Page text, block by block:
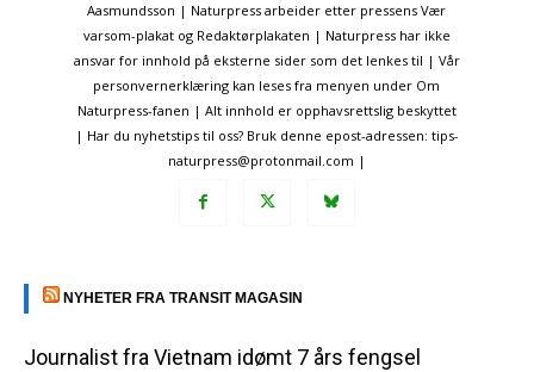
Aasmundsson | Naturpress arbeider etter pressens Vær
varsom-plakat og Redaktørplakaten | Naturpress har ikke
ansvar for innhold på eksterne sider som det lenkes til | Vår
personvernerklæring kan leses fra menyen under Om
Naturpress-fanen | Alt innhold er opphavsrettslig beskyttet
| Har du nyhetstips til oss? Bruk denne epost-adressen: tips-
naturpress@protonmail.com |
NYHETER FRA TRANSIT MAGASIN
Journalist fra Vietnam idømt 7 års fengsel